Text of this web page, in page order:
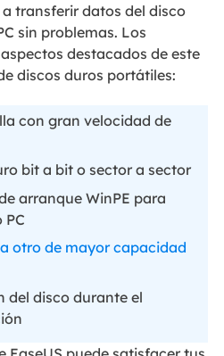
transferir datos del disco
sin problemas. Los
destacados de este
discos duros portátiles:
con gran velocidad de
bit a bit o sector a sector
arranque WinPE para
otro de mayor capacidad
del disco durante el